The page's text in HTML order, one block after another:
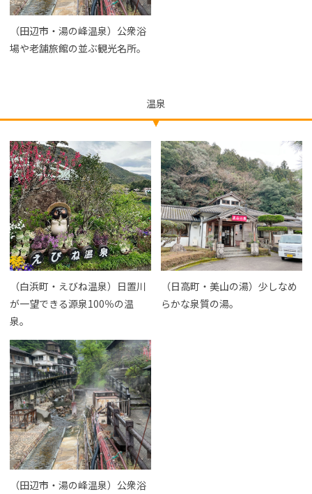
（田辺市・湯の峰温泉）公衆浴
場や老舗旅館の並ぶ観光名所。
温泉
（白浜町・えびね温泉）日置川
が一望できる源泉100％の温
泉。
（日高町・美山の湯）少しなめ
らかな泉質の湯。
（田辺市・湯の峰温泉）公衆浴